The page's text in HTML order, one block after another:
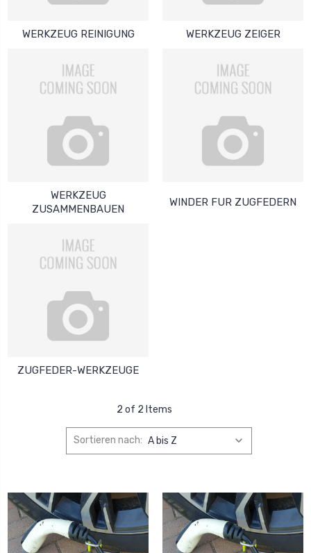
WERKZEUG REINIGUNG WERKZEUG ZEIGER
WERKZEUG
ZUSAMMENBAUEN
WINDER FUR ZUGFEDERN
ZUGFEDER-WERKZEUGE
2 of 2 Items
Sortieren nach: